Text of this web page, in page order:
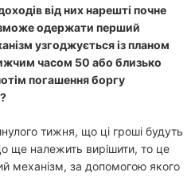
від них нарешті почне
одержати перший
узгоджується із планом
часом 50 або близько
погашення боргу
тижня, що ці гроші будуть
ще належить вирішити, то це
механізм, за допомогою якого